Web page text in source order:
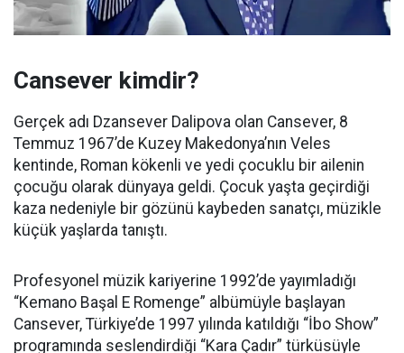
Cansever kimdir?
Gerçek adı Dzansever Dalipova olan Cansever, 8
Temmuz 1967’de Kuzey Makedonya’nın Veles
kentinde, Roman kökenli ve yedi çocuklu bir ailenin
çocuğu olarak dünyaya geldi. Çocuk yaşta geçirdiği
kaza nedeniyle bir gözünü kaybeden sanatçı, müzikle
küçük yaşlarda tanıştı.
Profesyonel müzik kariyerine 1992’de yayımladığı
“Kemano Başal E Romenge” albümüyle başlayan
Cansever, Türkiye’de 1997 yılında katıldığı “İbo Show”
programında seslendirdiği “Kara Çadır” türküsüyle